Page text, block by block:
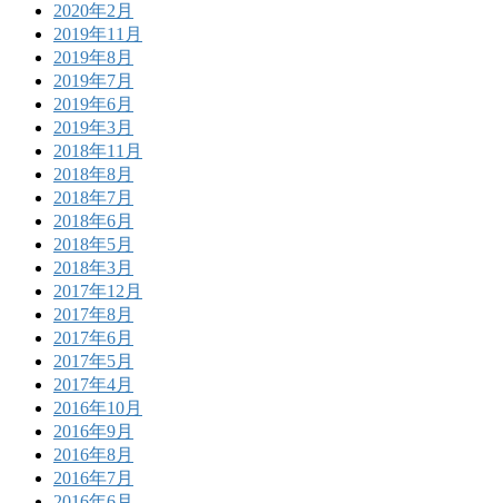
2020年2月
2019年11月
2019年8月
2019年7月
2019年6月
2019年3月
2018年11月
2018年8月
2018年7月
2018年6月
2018年5月
2018年3月
2017年12月
2017年8月
2017年6月
2017年5月
2017年4月
2016年10月
2016年9月
2016年8月
2016年7月